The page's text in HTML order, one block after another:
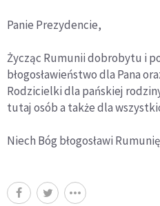
Panie Prezydencie,
Życząc Rumunii dobrobytu i
błogosławieństwo dla Pana
Rodzicielki dla pańskiej
tutaj osób a także dla
Niech Bóg błogosławi